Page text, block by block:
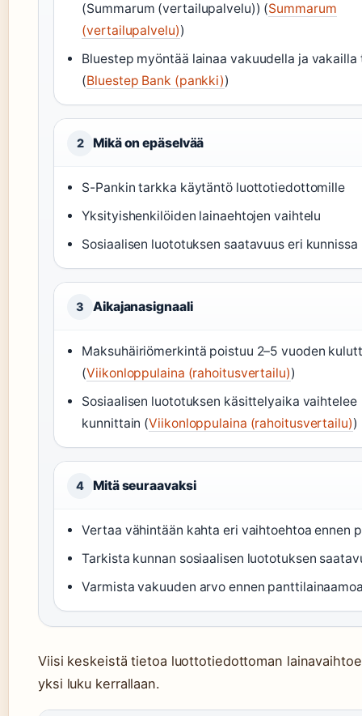
(Summarum (vertailupalvelu)) (Summarum
(vertailupalvelu))
Bluestep myöntää lainaa vakuudella ja vakailla
(Bluestep Bank (pankki))
2 Mikä on epäselvää
S-Pankin tarkka käytäntö luottotiedottomille
Yksityishenkilöiden lainaehtojen vaihtelu
Sosiaalisen luototuksen saatavuus eri kunnissa
3 Aikajanasignaali
Maksuhäiriömerkintä poistuu 2–5 vuoden
(Viikonloppulaina (rahoitusvertailu))
Sosiaalisen luototuksen käsittelyaika vaihtelee
kunnittain (Viikonloppulaina (rahoitusvertailu))
4 Mitä seuraavaksi
Vertaa vähintään kahta eri vaihtoehtoa ennen
Tarkista kunnan sosiaalisen luototuksen
Varmista vakuuden arvo ennen
Viisi keskeistä tietoa luottotiedottoman
yksi luku kerrallaan.